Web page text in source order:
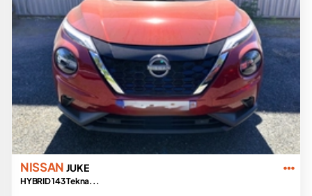
NISSAN JUKE
HYBRID 143 Tekna...